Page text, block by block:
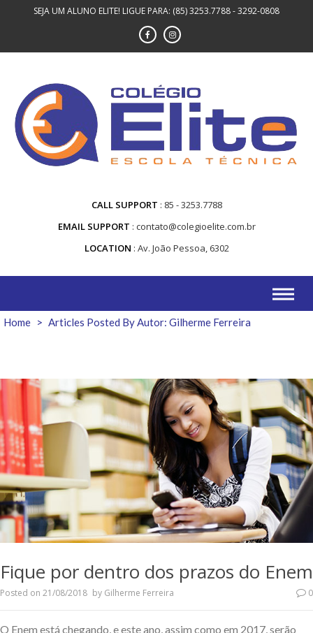
SEJA UM ALUNO ELITE! LIGUE PARA: (85) 3253.7788 - 3292-0808
CALL SUPPORT
85 - 3253.7788
EMAIL SUPPORT contato@colegioelite.com.br
LOCATION Av. João Pessoa, 6302
Home > Articles Posted By Autor: Gilherme Ferreira
Fique por dentro dos prazos do Enem
Posted on 21/08/2018 by Gilherme Ferreira 0
O Enem está chegando, e este ano, assim como em 2017, serão